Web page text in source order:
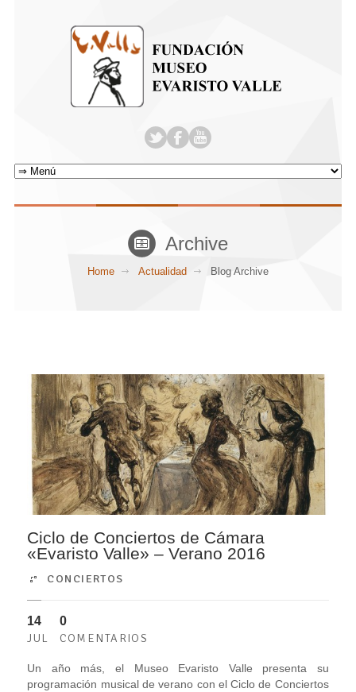
Archive
Home Actualidad Blog Archive
Ciclo de Conciertos de Cámara
«Evaristo Valle» – Verano 2016
CONCIERTOS
14
JUL
0
COMENTARIOS
Un año más, el Museo Evaristo Valle presenta su
programación musical de verano con el Ciclo de Conciertos